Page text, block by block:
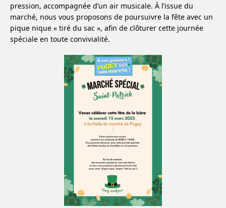
pression, accompagnée d’un air musicale. À l’issue du
marché, nous vous proposons de poursuivre la fête avec un
pique nique « tiré du sac », afin de clôturer cette journée
spéciale en toute convivialité.